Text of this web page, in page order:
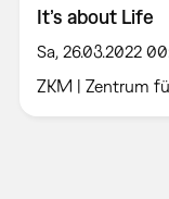
It’s about Life
Sa, 26.03.2022
ZKM | Zentrum